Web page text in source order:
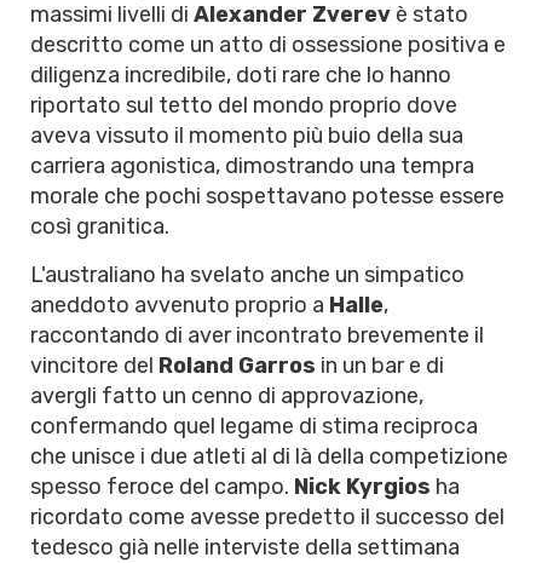
massimi livelli di Alexander Zverev è stato
descritto come un atto di ossessione positiva e
diligenza incredibile, doti rare che lo hanno
riportato sul tetto del mondo proprio dove
aveva vissuto il momento più buio della sua
carriera agonistica, dimostrando una tempra
morale che pochi sospettavano potesse essere
così granitica.
L'australiano ha svelato anche un simpatico
aneddoto avvenuto proprio a Halle,
raccontando di aver incontrato brevemente il
vincitore del Roland Garros in un bar e di
avergli fatto un cenno di approvazione,
confermando quel legame di stima reciproca
che unisce i due atleti al di là della competizione
spesso feroce del campo. Nick Kyrgios ha
ricordato come avesse predetto il successo del
tedesco già nelle interviste della settimana